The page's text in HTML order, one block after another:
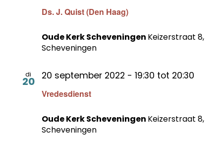
Ds. J. Quist (Den Haag)
Oude Kerk Scheveningen Keizerstraat 8,
Scheveningen
di
20
Vredesdienst
20 september 2022 - 19:30 tot 20:30
Oude Kerk Scheveningen Keizerstraat 8,
Scheveningen